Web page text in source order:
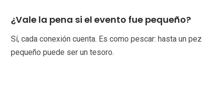
¿Vale la pena si el evento fue pequeño?
Sí, cada conexión cuenta. Es como pescar: hasta un pez
pequeño puede ser un tesoro.